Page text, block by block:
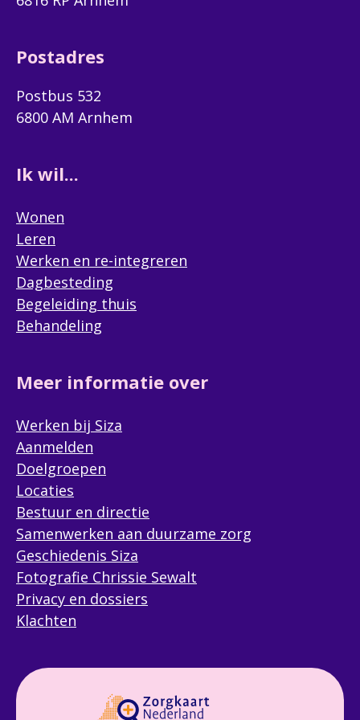
Postadres
Postbus 532
6800 AM Arnhem
Ik wil...
Wonen
Leren
Werken en re-integreren
Dagbesteding
Begeleiding thuis
Behandeling
Meer informatie over
Werken bij Siza
Aanmelden
Doelgroepen
Locaties
Bestuur en directie
Samenwerken aan duurzame zorg
Geschiedenis Siza
Fotografie Chrissie Sewalt
Privacy en dossiers
Klachten